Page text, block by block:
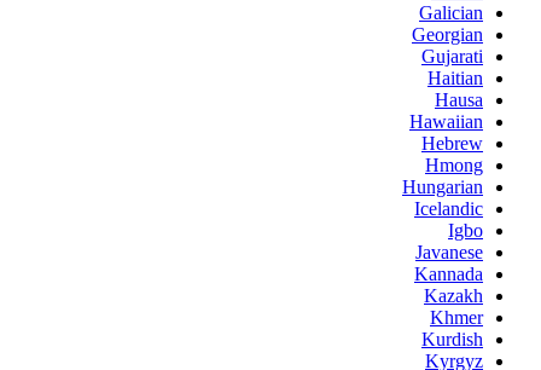
Galician
Georgian
Gujarati
Haitian
Hausa
Hawaiian
Hebrew
Hmong
Hungarian
Icelandic
Igbo
Javanese
Kannada
Kazakh
Khmer
Kurdish
Kyrgyz